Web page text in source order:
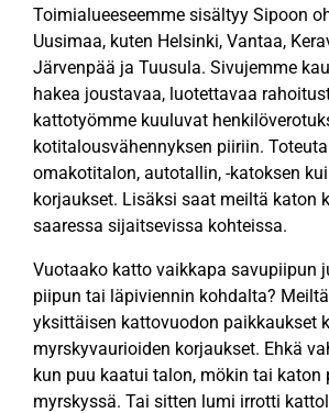
Toimialueeseemme sisältyy Sipoon
Uusimaa, kuten Helsinki, Vantaa,
Järvenpää ja Tuusula. Sivujemme
hakea joustavaa, luotettavaa
kattotyömme kuuluvat
kotitalousvähennyksen piiriin.
omakotitalon, autotallin, -katoksen
korjaukset. Lisäksi saat meiltä katon
saaressa sijaitsevissa kohteissa.
Vuotaako katto vaikkapa savupiipun
piipun tai läpiviennin kohdalta?
yksittäisen kattovuodon paikkaukset
myrskyvaurioiden korjaukset. Ehkä
kun puu kaatui talon, mökin tai katon
myrskyssä. Tai sitten lumi irrotti